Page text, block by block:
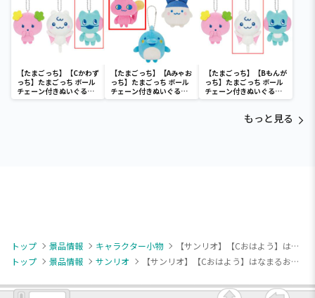
【たまごっち】【Cかわず
っち】たまごっち ボール
チェーン付きぬいぐるみ
～Tamagotchi
【たまごっち】【Aみゃお
っち】たまごっち ボール
チェーン付きぬいぐるみ
～Tamagotchi
【たまごっち】【Bもんが
っち】たまごっち ボール
チェーン付きぬいぐるみ
～Tamagotchi
もっと見る
トップ 景品情報 キャラクター小物
【サンリオ】【Cおはよう】はなまるおばけ も～っと！毎日楽しいセリフ付きマスコット
トップ
景品情報 サンリオ 【サンリオ】【Cおはよう】はなまるおばけ も～っと！毎日楽しいセリフ付きマスコット